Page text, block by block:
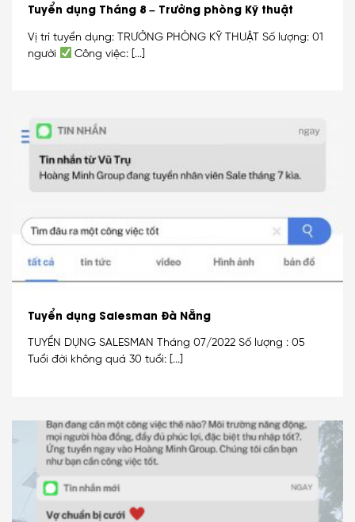
Tuyển dụng Tháng 8 – Trưởng phòng Kỹ thuật
Vị trí tuyển dụng: TRƯỞNG PHÒNG KỸ THUẬT Số lượng: 01
người
Công việc: [...]
Tuyển dụng Salesman Đà Nẵng
TUYỂN DỤNG SALESMAN Tháng 07/2022 Số lượng : 05
Tuổi đời không quá 30 tuổi: [...]